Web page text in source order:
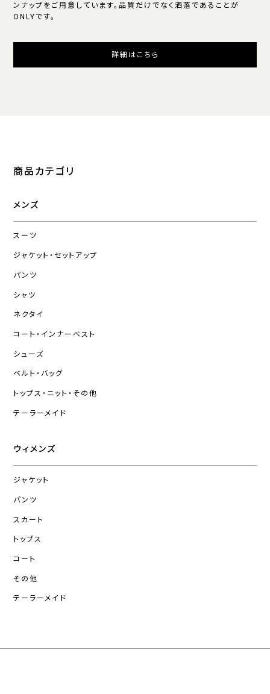
ンナップをご用意しています。品質だけでなく洒落であることが
ONLYです。
詳細はこちら
商品カテゴリ
メンズ
スーツ
ジャケット・セットアップ
パンツ
シャツ
ネクタイ
コート・インナーベスト
シューズ
ベルト・バッグ
トップス・ニット・その他
テーラーメイド
ウィメンズ
ジャケット
パンツ
スカート
トップス
コート
その他
テーラーメイド